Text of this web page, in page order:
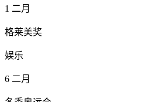
1 二月
格莱美奖
娱乐
6 二月